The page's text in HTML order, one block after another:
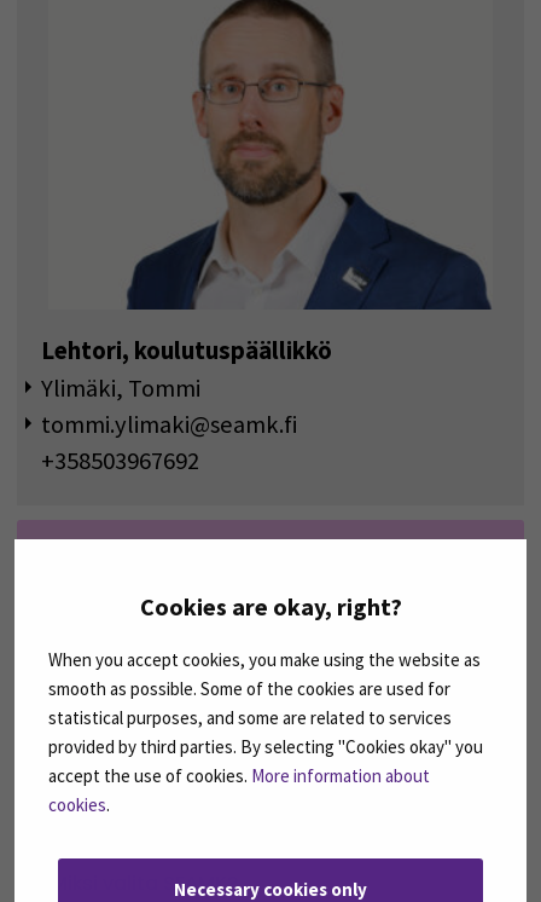
Cookies are okay, right?
When you accept cookies, you make using the website as
smooth as possible. Some of the cookies are used for
statistical purposes, and some are related to services
provided by third parties. By selecting "Cookies okay" you
accept the use of cookies. More information about
cookies.
Necessary cookies only
Lehtori, koulutuspäällikkö
Ylimäki, Tommi
tommi.ylimaki@seamk.fi
+358503967692
Syvenny opinto-oppaaseen | Opinto-opas
Tutustu virtuaaliseen SEAMK Kampukseen
Valitse tekniikan ala!
Miksi valita SEAMK?